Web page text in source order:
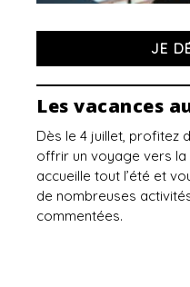
JE
Les vacances
Dès le 4 juillet, profitez
offrir un voyage vers la
accueille tout l’été et
de nombreuses
commentées.